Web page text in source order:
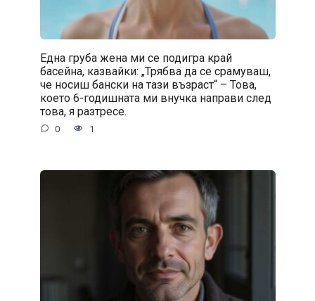
Една груба жена ми се подигра край
басейна, казвайки: „Трябва да се срамуваш,
че носиш бански на тази възраст“ – Това,
което 6-годишната ми внучка направи след
това, я разтресе.
0 1